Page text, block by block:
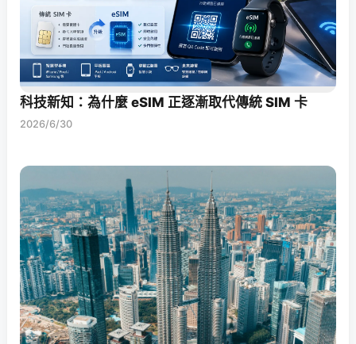
科技新知：為什麼 eSIM 正逐漸取代傳統 SIM 卡
2026/6/30